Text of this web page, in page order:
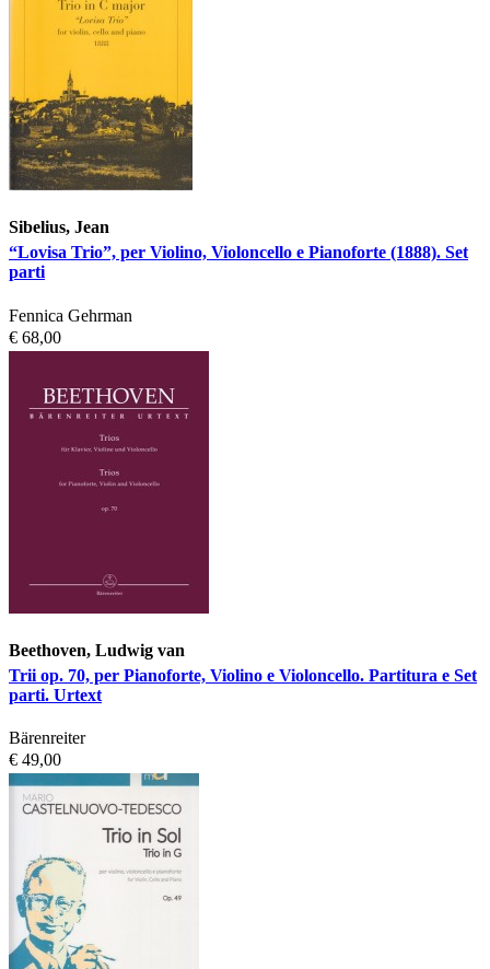
Sibelius, Jean
“Lovisa Trio”, per Violino, Violoncello e Pianoforte (1888). Set
parti
Fennica Gehrman
€ 68,00
Beethoven, Ludwig van
Trii op. 70, per Pianoforte, Violino e Violoncello. Partitura e Set
parti. Urtext
Bärenreiter
€ 49,00